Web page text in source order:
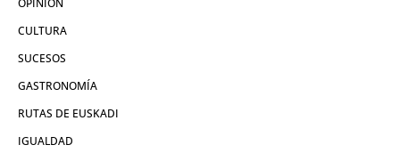
CULTURA
SUCESOS
GASTRONOMÍA
RUTAS DE EUSKADI
IGUALDAD